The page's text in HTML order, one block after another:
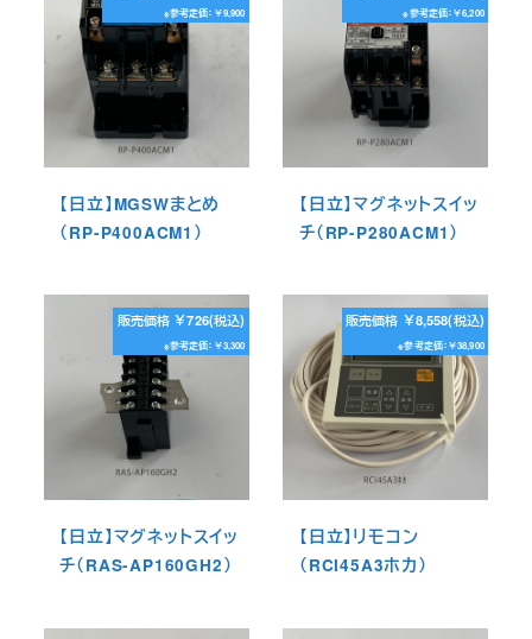
※参考定価：￥9,900
【日立】MGSWまとめ
（RP-P400ACM1）
※参考定価：￥6,200
【日立】マグネットスイッ
チ（RP-P280ACM1）
販売価格 ￥726(税込)
※参考定価：￥3,300
【日立】マグネットスイッ
チ（RAS-AP160GH2）
販売価格 ￥8,558(税込)
※参考定価：￥38,900
【日立】リモコン
（RCI45A3ホカ）